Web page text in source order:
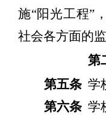
施“阳光工程”
社会各方面的监
第
第五条 学
第六条 学